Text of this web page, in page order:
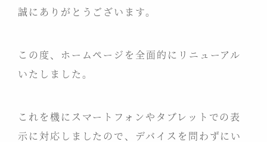
誠にありがとうございます。
この度、ホームページを全面的にリニューアル
いたしました。
これを機にスマートフォンやタブレットでの表
示に対応しましたので、デバイスを問わずにい